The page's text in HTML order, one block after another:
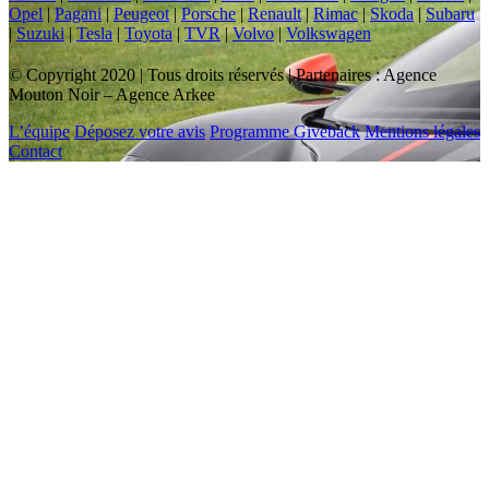
Opel | Pagani|Peugeot|Porsche | Renault| Rimac|Skoda | Subaru
| Suzuki|Tesla| Toyota | TVR|Volvo|Volkswagen
© Copyright 2020 | Tous droits réservés | Partenaires : Agence
Mouton Noir – Agence Arkee
L’équipe Déposez votre avis Programme Giveback Mentions légales
Contact